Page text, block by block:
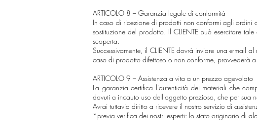
ARTICOLO 8 – Garanzia legale di conformità
In caso di ricezione di prodotti non conformi agli ordini
sostituzione del prodotto. Il CLIENTE può esercitare
scoperta.
Successivamente, il CLIENTE dovrà inviare una e-mail
caso di prodotto difettoso o non conforme, provvederà
ARTICOLO 9 – Assistenza a vita a un prezzo agevolato
La garanzia certifica l'autenticità dei materiali che
dovuti a incauto uso dell'oggetto prezioso, che per sua
Avrai tuttavia diritto a ricevere il nostro servizio di
*previa verifica dei nostri esperti: lo stato originario di